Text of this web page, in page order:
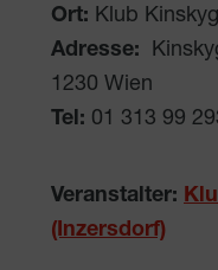
Ort: Klub
Adresse:
1230 Wien
Tel: 01 313 99
Veranstalter:
(Inzersdorf)